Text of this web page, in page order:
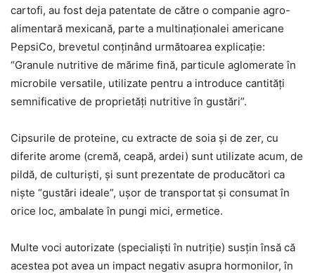
cartofi, au fost deja patentate de către o companie agro-
alimentară mexicană, parte a multinaţionalei americane
PepsiCo, brevetul conţinând următoarea explicaţie:
“Granule nutritive de mărime fină, particule aglomerate în
microbile versatile, utilizate pentru a introduce cantităţi
semnificative de proprietăţi nutritive în gustări”.
Cipsurile de proteine, cu extracte de soia şi de zer, cu
diferite arome (cremă, ceapă, ardei) sunt utilizate acum, de
pildă, de culturişti, şi sunt prezentate de producători ca
nişte “gustări ideale”, uşor de transportat şi consumat în
orice loc, ambalate în pungi mici, ermetice.
Multe voci autorizate (specialişti în nutriţie) susţin însă că
acestea pot avea un impact negativ asupra hormonilor, în